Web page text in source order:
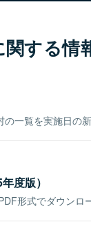
する情
一覧を実施日の
度版）
形式でダウンロ